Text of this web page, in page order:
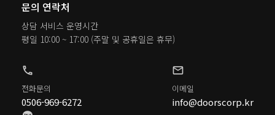
문의 연락처
상담 서비스 운영시간
평일 10:00 ~ 17:00 (주말 및 공휴일은 휴무)
phone
전화문의
0506-969-6272
mail
이메일
info@doorscorp.kr